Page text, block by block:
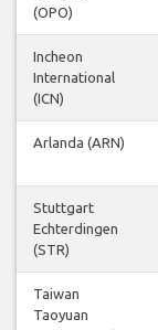
(OPO)
Incheon
International
(ICN)
Arlanda (ARN)
Stuttgart
Echterdingen
(STR)
Taiwan
Taoyuan